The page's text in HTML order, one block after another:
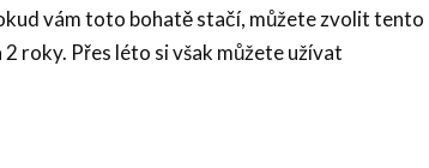
vám toto bohatě stačí, můžete zvolit tento
roky. Přes léto si však můžete užívat